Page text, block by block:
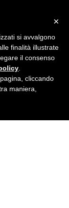
1964
dedicata.
di
×
si avvalgono
finalità illustrate
il consenso
cliccando
maniera,